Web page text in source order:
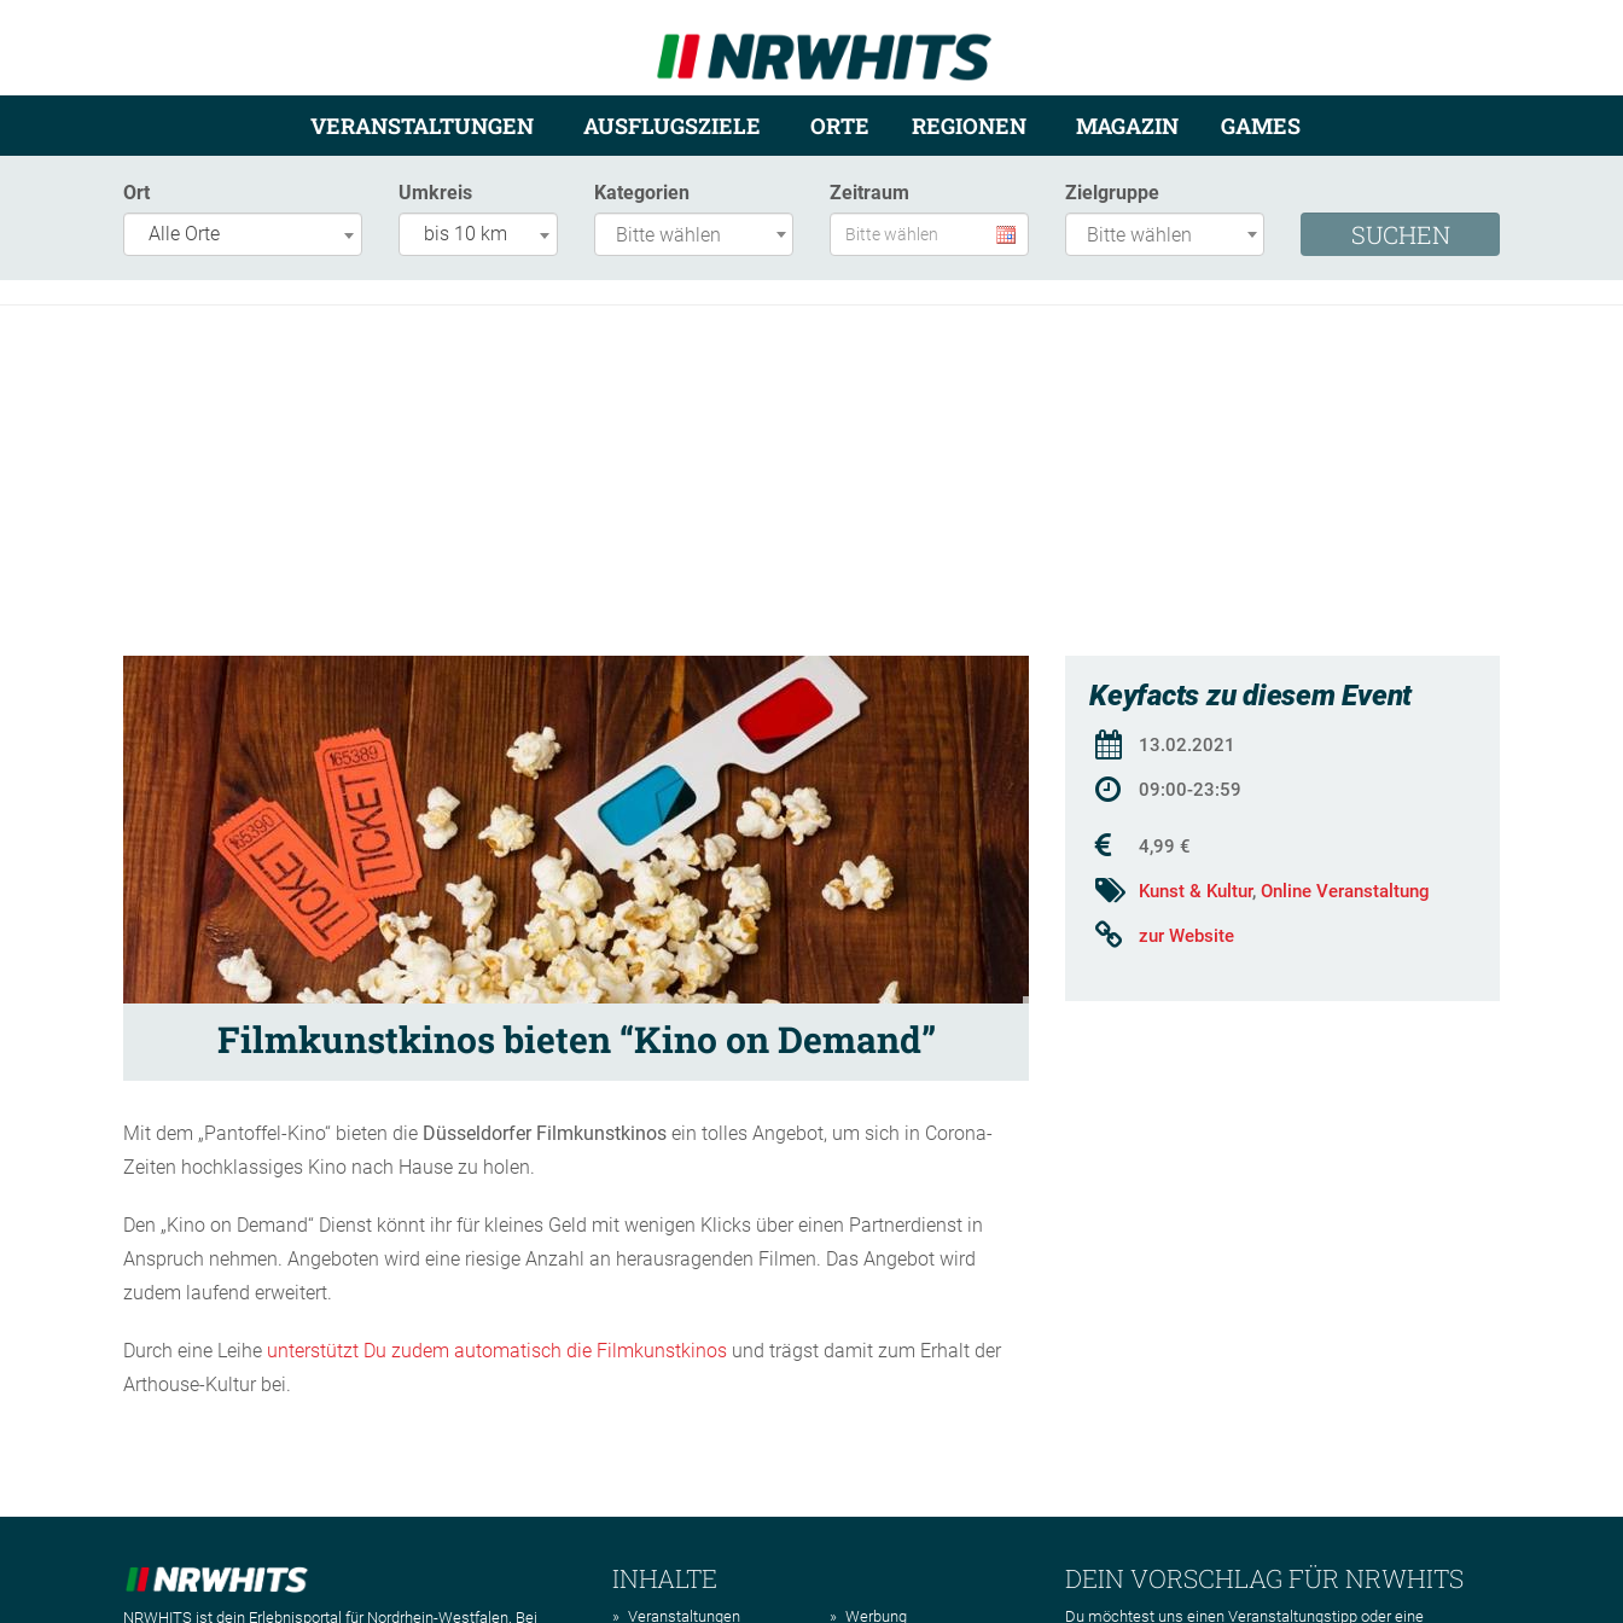
VERANSTALTUNGEN AUSFLUGSZIELE ORTE REGIONEN MAGAZIN GAMES
Ort
Alle Orte
Umkreis
bis 10 km
Kategorien Zeitraum Zielgruppe
Filmkunstkinos bieten “Kino on Demand”
Mit dem „Pantoffel-Kino“ bieten die Düsseldorfer Filmkunstkinos ein tolles Angebot, um sich in Corona-
Zeiten hochklassiges Kino nach Hause zu holen.
Den „Kino on Demand“ Dienst könnt ihr für kleines Geld mit wenigen Klicks über einen Partnerdienst in
Anspruch nehmen. Angeboten wird eine riesige Anzahl an herausragenden Filmen. Das Angebot wird
zudem laufend erweitert.
Durch eine Leihe unterstützt Du zudem automatisch die Filmkunstkinos und trägst damit zum Erhalt der
Arthouse-Kultur bei.
Keyfacts zu diesem Event
13.02.2021
09:00-23:59
4,99 €
Kunst & Kultur, Online Veranstaltung
zur Website
NRWHITS ist dein Erlebnisportal für Nordrhein-Westfalen. Bei
INHALTE
Veranstaltungen Werbung
DEIN VORSCHLAG FÜR NRWHITS
Du möchtest uns einen Veranstaltungstipp oder eine